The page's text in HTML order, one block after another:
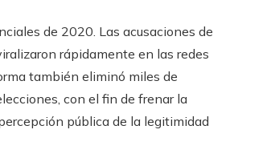
de 2020. Las acusaciones de
rápidamente en las redes
también eliminó miles de
con el fin de frenar la
pública de la legitimidad